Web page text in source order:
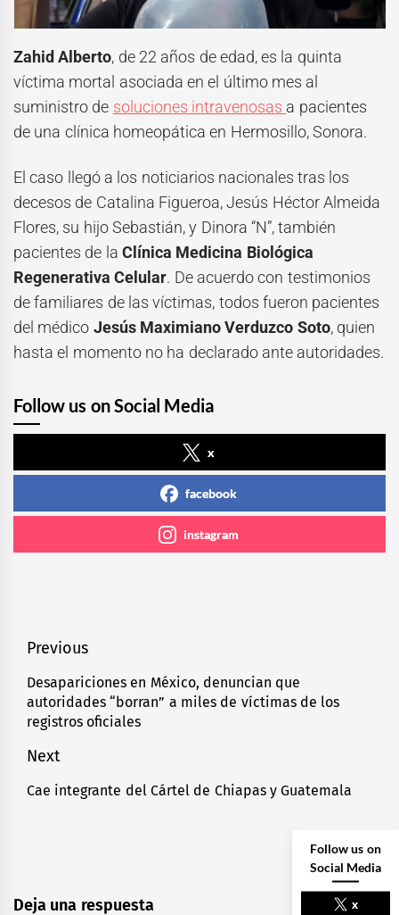
Zahid Alberto, de 22 años de edad, es la quinta
víctima mortal asociada en el último mes al
suministro de soluciones intravenosas a pacientes
de una clínica homeopática en Hermosillo, Sonora.
El caso llegó a los noticiarios nacionales tras los
decesos de Catalina Figueroa, Jesús Héctor Almeida
Flores, su hijo Sebastián, y Dinora “N”, también
pacientes de la Clínica Medicina Biológica
Regenerativa Celular. De acuerdo con testimonios
de familiares de las víctimas, todos fueron pacientes
del médico Jesús Maximiano Verduzco Soto, quien
hasta el momento no ha declarado ante autoridades.
Follow us on Social Media
x
facebook
instagram
Navegación
de
entradas
Previous
Previous
post:
Desapariciones en México, denuncian que
autoridades “borran” a miles de víctimas de los
registros oficiales
Next
Next
Cae integrante del Cártel de Chiapas y Guatemala
Deja una respuesta
Follow us on
Social Media
x